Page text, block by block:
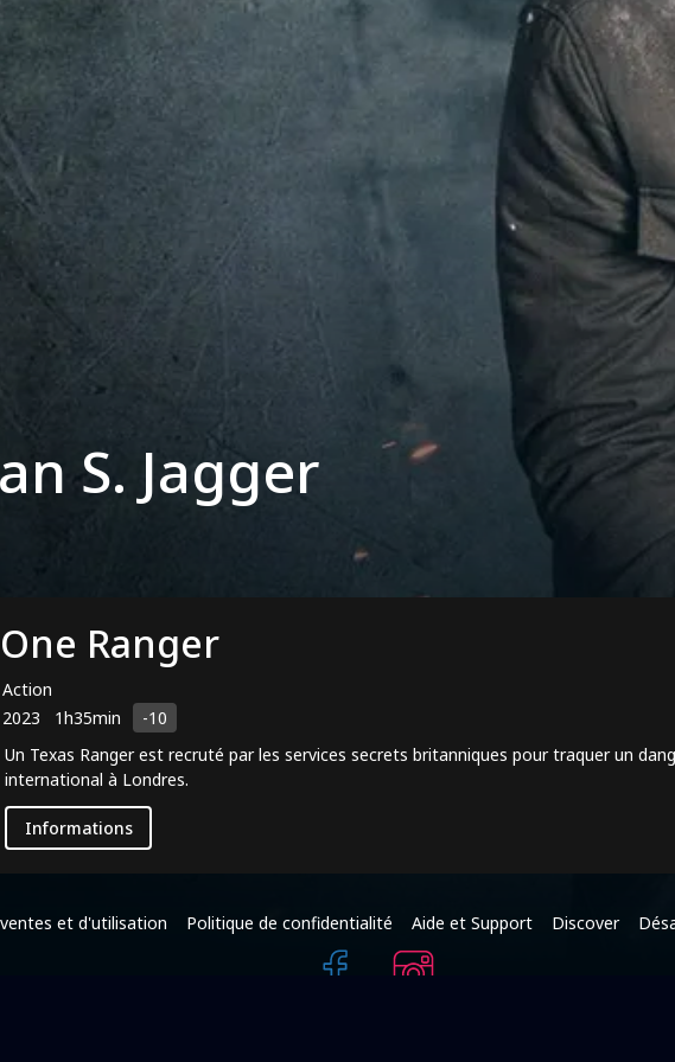
S. Jagger
One Ranger
Action
2023
1h35min
-10
Un Texas Ranger est recruté par les services secrets britanniques pour traquer un
international à Londres.
Informations
et d'utilisation Politique de confidentialité Aide et Support Discover